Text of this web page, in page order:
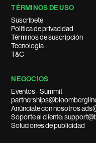
TÉRMINOS DE USO
Suscríbete
Política de privacidad
Términos de suscripción
Tecnología
T&C
NEGOCIOS
Eventos - Summit
Anúnciate con nosotros
Soporte al cliente:
Soluciones de publicidad